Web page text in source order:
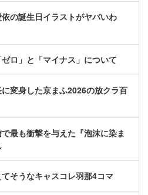
依の誕生日イラストがヤバいわ
ロ」と「マイナス」について
に変身した京まふ2026の放クラ百
最も衝撃を与えた『泡沫に染ま
てそうなキャスコレ羽那4コマ